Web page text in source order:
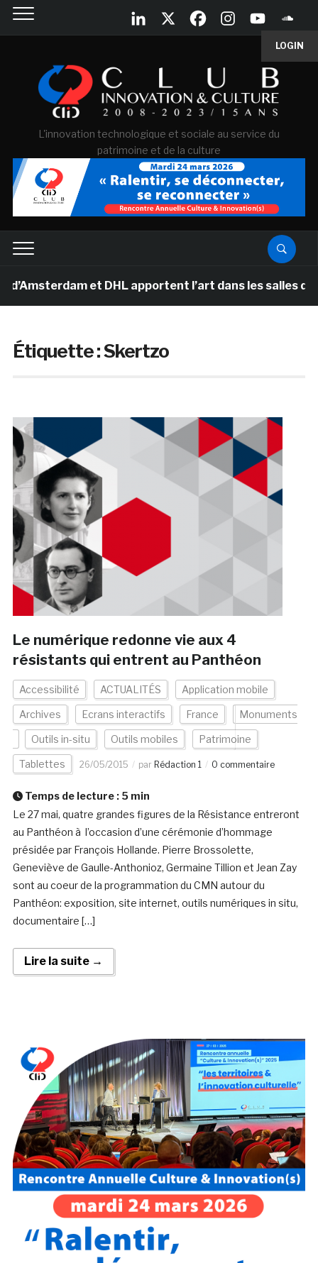
LOGIN
L'innovation technologique et sociale au service du
patrimoine et de la culture
et DHL apportent l’art dans les salles de
Étiquette :Skertzo
Le numérique redonne vie aux 4
résistants qui entrent au Panthéon
Accessibilité ACTUALITÉS Application mobile
Archives Ecrans interactifs France Monuments
Outils in-situ Outils mobiles Patrimoine
Tablettes 26/05/2015 par Rédaction 1 0 commentaire
Temps de lecture : 5 min
Le 27 mai, quatre grandes figures de la Résistance entreront
au Panthéon à l’occasion d’une cérémonie d’hommage
présidée par François Hollande. Pierre Brossolette,
Geneviève de Gaulle-Anthonioz, Germaine Tillion et Jean Zay
sont au coeur de la programmation du CMN autour du
Panthéon: exposition, site internet, outils numériques in situ,
documentaire […]
Lire la suite →